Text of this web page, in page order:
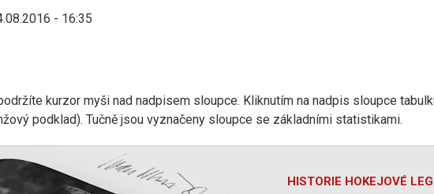
- 16:35
kurzor myši nad nadpisem sloupce. Kliknutím na nadpis sloupce
podklad). Tučně jsou vyznačeny sloupce se základními statistikami.
HISTORIE HOKEJOVÉ